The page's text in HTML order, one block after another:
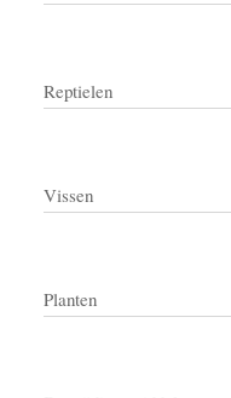
Reptielen
Vissen
Planten